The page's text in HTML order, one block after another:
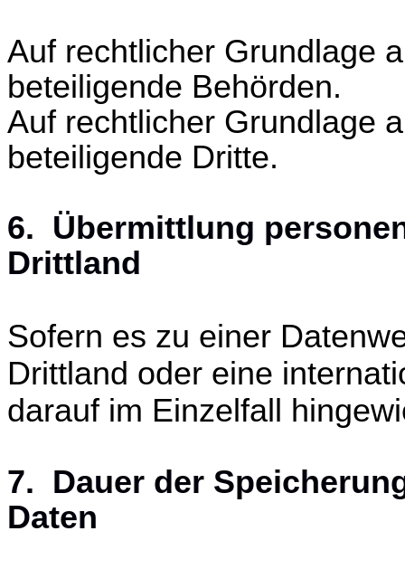
Auf rechtlicher Grundlage
beteiligende Behörden.
Auf rechtlicher Grundlage
beteiligende Dritte.
6. Übermittlung
Drittland
Sofern es zu einer
Drittland oder eine
darauf im Einzelfall
7. Dauer der
Daten